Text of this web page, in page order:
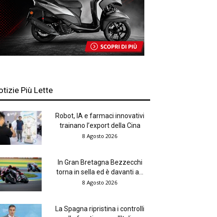
Più Lette
Robot, IA e farmaci innovativi
trainano l’export della Cina
8 Agosto 2026
In Gran Bretagna Bezzecchi
torna in sella ed è davanti a...
8 Agosto 2026
La Spagna ripristina i controlli